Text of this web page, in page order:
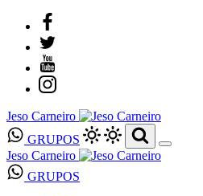
Jeso Carneiro
GRUPOS
Jeso Carneiro
GRUPOS